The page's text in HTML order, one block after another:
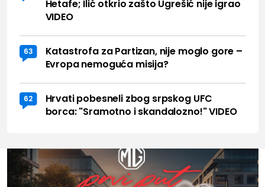
Hetafe; Ilić otkrio zašto Ugrešić nije igrao
VIDEO
63
Katastrofa za Partizan, nije moglo gore –
Evropa nemoguća misija?
62
Hrvati pobesneli zbog srpskog UFC
borca: "Sramotno i skandalozno!" VIDEO